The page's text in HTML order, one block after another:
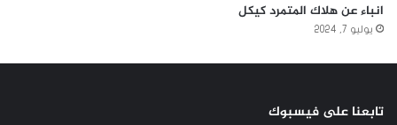
انباء عن هلاك المتمرد كيكل
يوليو 7, 2024
تابعنا على فيسبوك